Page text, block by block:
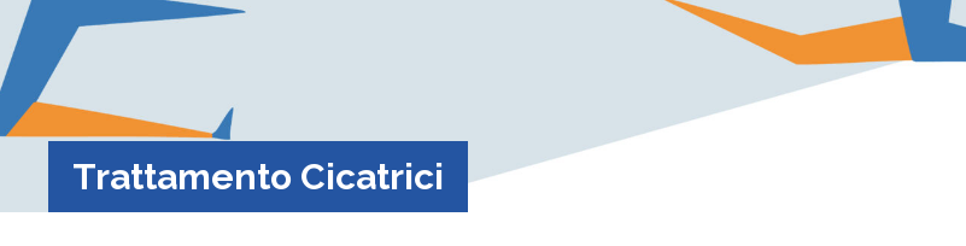
Trattamento Cicatrici